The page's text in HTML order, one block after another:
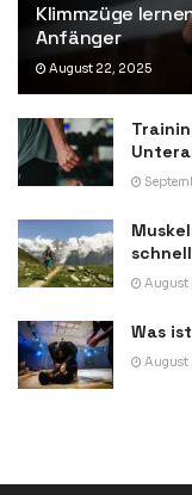
Klimmzüge
Anfänger
August 22, 2025
August
Was
August